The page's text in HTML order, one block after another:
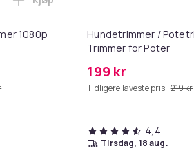
1080p
Legg SCART til HDMI-omformer
Hundetrimmer /
Trimmer for Poter
199 kr
Tidligere laveste pris: 219 kr
4,4
tirsdag, 18 aug.